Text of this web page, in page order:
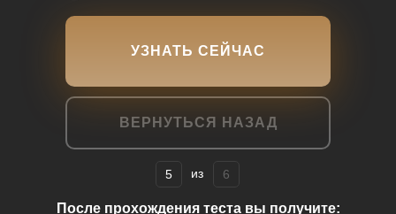
ВЕРНУТЬСЯ НАЗАД
УЗНАТЬ СЕЙЧАС
5 6
из
После прохождения теста вы получите: